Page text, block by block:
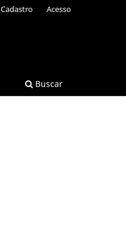
Buscar
Cadastro Acesso